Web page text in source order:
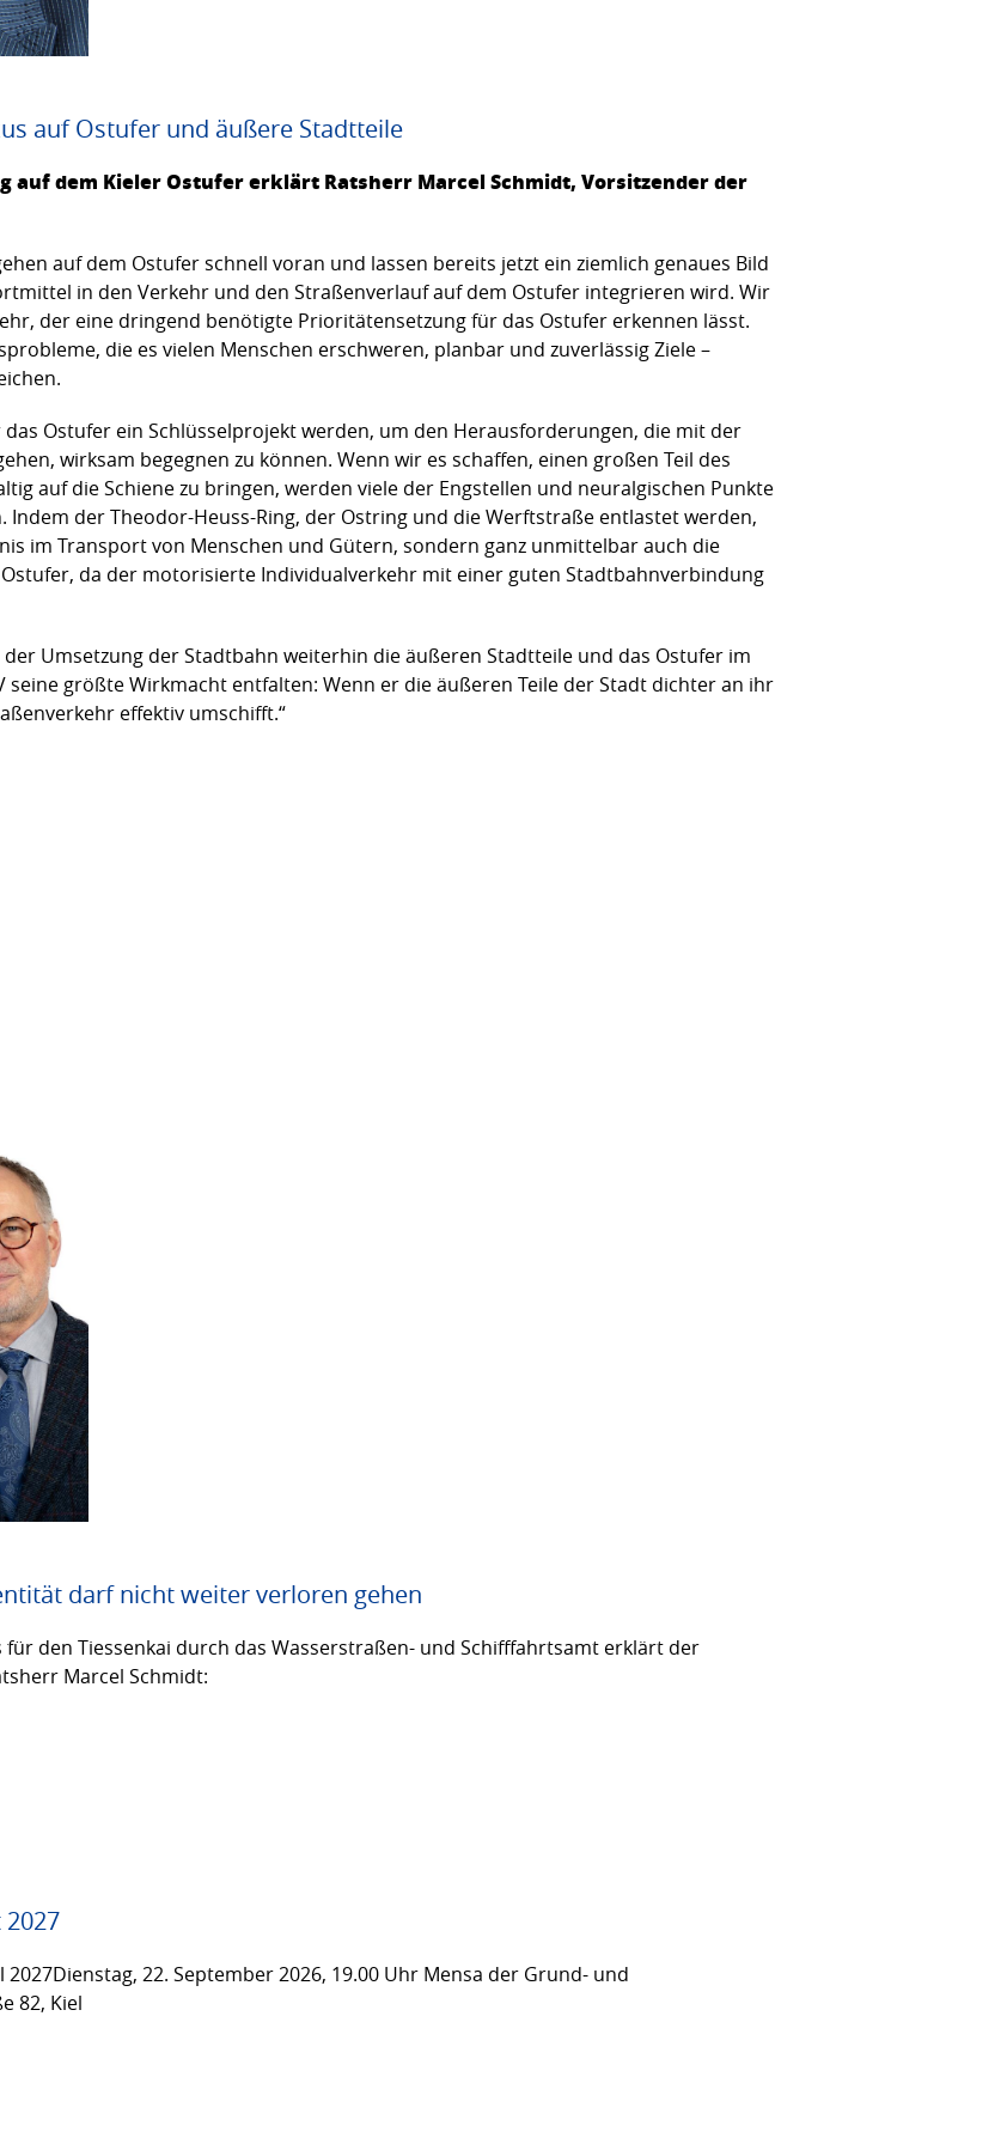
auf Ostufer und äußere Stadtteile
auf dem Kieler Ostufer erklärt Ratsherr Marcel Schmidt, Vorsitzender der
auf dem Ostufer schnell voran und lassen bereits jetzt ein ziemlich genaues Bild
in den Verkehr und den Straßenverlauf auf dem Ostufer integrieren wird. Wir
der eine dringend benötigte Prioritätensetzung für das Ostufer erkennen lässt.
die es vielen Menschen erschweren, planbar und zuverlässig Ziele –
Ostufer ein Schlüsselprojekt werden, um den Herausforderungen, die mit der
wirksam begegnen zu können. Wenn wir es schaffen, einen großen Teil des
auf die Schiene zu bringen, werden viele der Engstellen und neuralgischen Punkte
Indem der Theodor-Heuss-Ring, der Ostring und die Werftstraße entlastet werden,
im Transport von Menschen und Gütern, sondern ganz unmittelbar auch die
da der motorisierte Individualverkehr mit einer guten Stadtbahnverbindung
Umsetzung der Stadtbahn weiterhin die äußeren Stadtteile und das Ostufer im
seine größte Wirkmacht entfalten: Wenn er die äußeren Teile der Stadt dichter an ihr
effektiv umschifft.“
darf nicht weiter verloren gehen
den Tiessenkai durch das Wasserstraßen- und Schifffahrtsamt erklärt der
Marcel Schmidt:
22. September 2026, 19.00 Uhr Mensa der Grund- und
82, Kiel